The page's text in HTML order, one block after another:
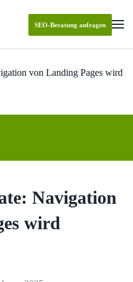
SEO-Beratung anfragen
von Landing Pages wird
Navigation
wird